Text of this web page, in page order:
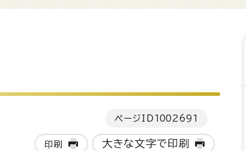
ページID 1002691
印刷 大きな文字で印刷